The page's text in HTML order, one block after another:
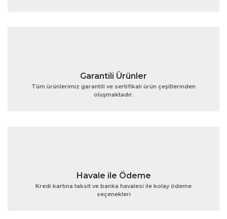
Gönder
Garantili Ürünler
Tüm ürünlerimiz garantili ve sertifikalı ürün çeşitlerinden
oluşmaktadır.
Havale ile Ödeme
Kredi kartına taksit ve banka havalesi ile kolay ödeme
seçenekleri